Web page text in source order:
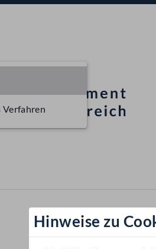
Hinweise zu
Verfahren